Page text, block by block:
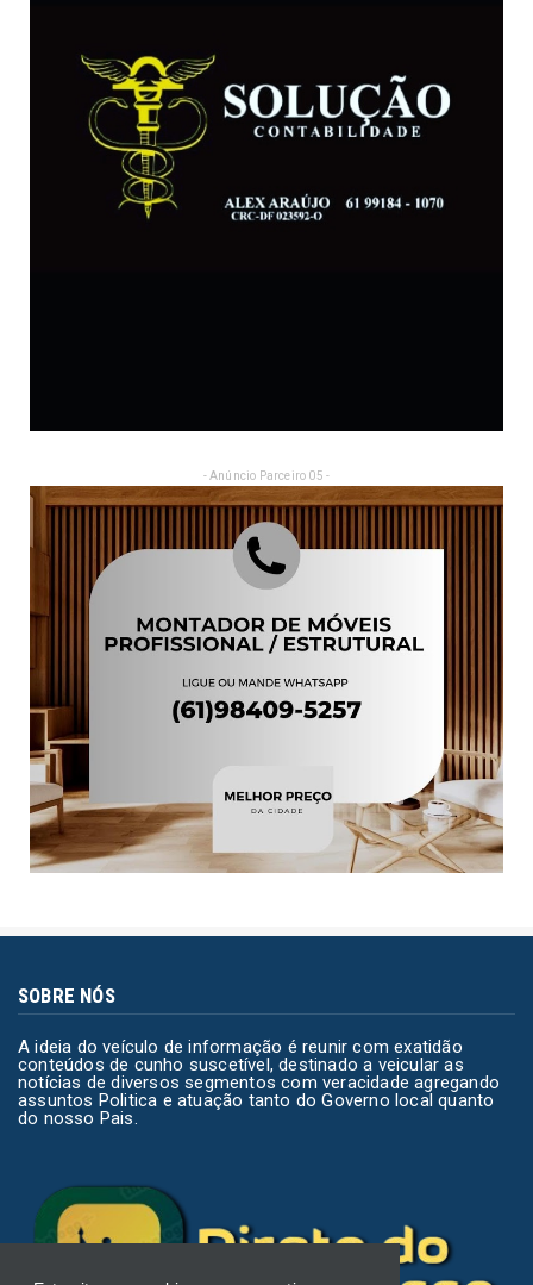
- Anúncio Parceiro 05 -
SOBRE NÓS
A ideia do veículo de informação é reunir com exatidão
conteúdos de cunho suscetível, destinado a veicular as
notícias de diversos segmentos com veracidade agregando
assuntos Politica e atuação tanto do Governo local quanto
do nosso Pais.